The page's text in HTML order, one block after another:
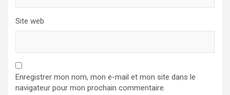
Site web
Enregistrer mon nom, mon e-mail et mon site dans le
navigateur pour mon prochain commentaire.